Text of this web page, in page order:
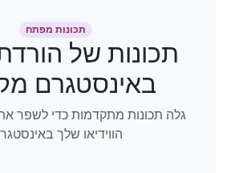
תכונות מפתח
תכונות של הורדת
באינסטגרם
גלה תכונות מתקדמות כדי לשפר
הווידיאו שלך